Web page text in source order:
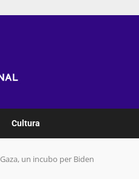
Cultura
Gaza, un incubo per Biden